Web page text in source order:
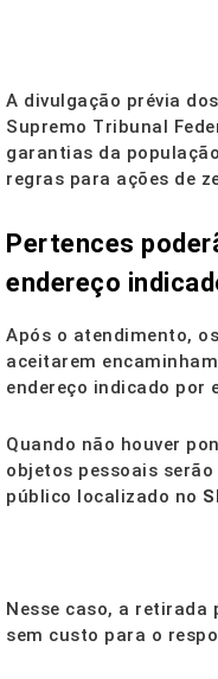
A divulgação prévia
Supremo Tribunal
garantias da
regras para ações de
Pertences
endereço
Após o atendimento,
aceitarem
endereço indicado por
Quando não houver
objetos pessoais
público localizado no
Nesse caso, a
sem custo para o